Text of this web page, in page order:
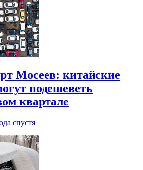
Мосеев: китайские
подешеветь
квартале
спустя